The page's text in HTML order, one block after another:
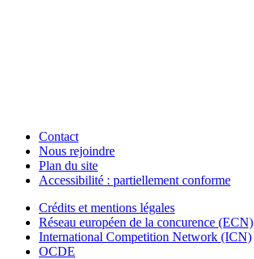
Contact
Nous rejoindre
Plan du site
Accessibilité : partiellement conforme
Crédits et mentions légales
Réseau européen de la concurence (ECN)
International Competition Network (ICN)
OCDE